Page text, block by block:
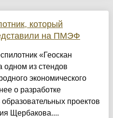
который
на ПМЭФ
«Геоскан
одном из стендов
экономического
о разработке
проектов
Щербакова....